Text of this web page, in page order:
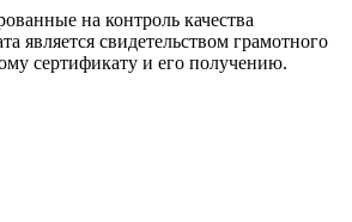
на контроль качества
свидетельством грамотного
сертификату и его получению.